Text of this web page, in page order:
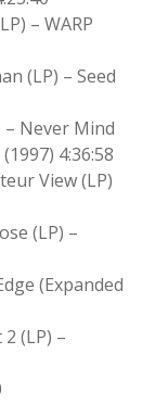
– WARP
(LP) – Seed
– Never Mind
4:36:58
View (LP)
(LP) –
(Expanded
(LP) –